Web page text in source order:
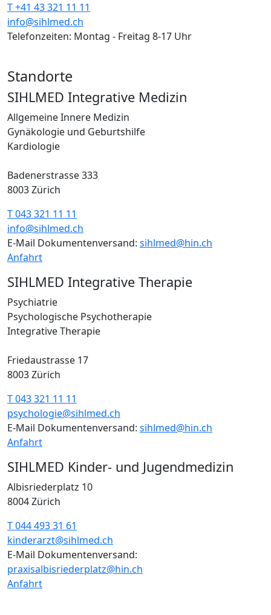
T +41 43 321 11 11
info@sihlmed.ch
Telefonzeiten: Montag - Freitag 8-17 Uhr
Standorte
SIHLMED Integrative Medizin
Allgemeine Innere Medizin
Gynäkologie und Geburtshilfe
Kardiologie
Badenerstrasse 333
8003 Zürich
T 043 321 11 11
info@sihlmed.ch
E-Mail Dokumentenversand: sihlmed@hin.ch
Anfahrt
SIHLMED Integrative Therapie
Psychiatrie
Psychologische Psychotherapie
Integrative Therapie
Friedaustrasse 17
8003 Zürich
T 043 321 11 11
psychologie@sihlmed.ch
E-Mail Dokumentenversand: sihlmed@hin.ch
Anfahrt
SIHLMED Kinder- und Jugendmedizin
Albisriederplatz 10
8004 Zürich
T 044 493 31 61
kinderarzt@sihlmed.ch
E-Mail Dokumentenversand:
praxisalbisriederplatz@hin.ch
Anfahrt